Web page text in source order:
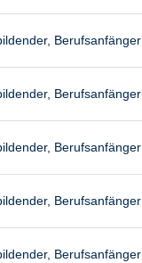
Berufsanfänger
Berufsanfänger
Berufsanfänger
Berufsanfänger
Berufsanfänger